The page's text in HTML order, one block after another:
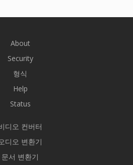
About
Security
형식
Help
Status
디오 컨버터
디오 변환기
문서 변환기